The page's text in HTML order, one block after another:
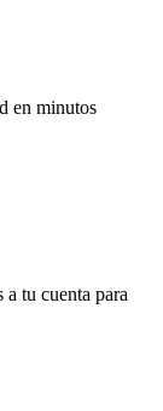
en minutos
tu cuenta para